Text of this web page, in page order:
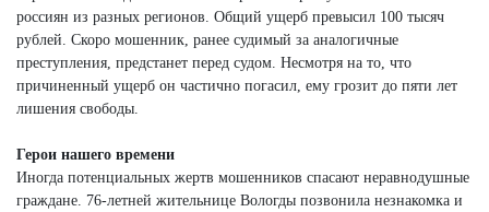
россиян из разных регионов. Общий ущерб превысил 100 тысяч
рублей. Скоро мошенник, ранее судимый за аналогичные
преступления, предстанет перед судом. Несмотря на то, что
причиненный ущерб он частично погасил, ему грозит до пяти лет
лишения свободы.
Герои нашего времени
Иногда потенциальных жертв мошенников спасают неравнодушные
граждане. 76-летней жительнице Вологды позвонила незнакомка и